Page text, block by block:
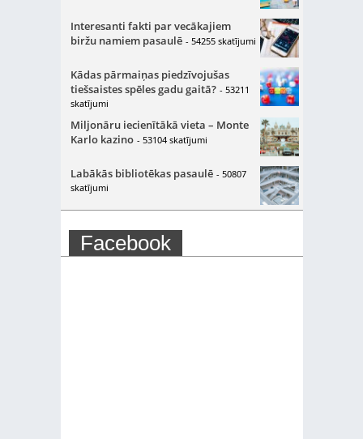
Interesanti fakti par vecākajiem
biržu namiem pasaulē - 54255 skatījumi
Kādas pārmaiņas piedzīvojušas
tiešsaistes spēles gadu gaitā? - 53211
skatījumi
Miljonāru iecienītākā vieta – Monte
Karlo kazino - 53104 skatījumi
Labākās bibliotēkas pasaulē - 50807
skatījumi
Facebook